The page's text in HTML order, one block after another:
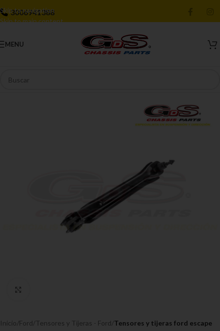
Skip to navigation
Skip to main content
3006941388
MENU
Inicio Ford Tensores y Tijeras - Ford Tensores y tijeras ford escape